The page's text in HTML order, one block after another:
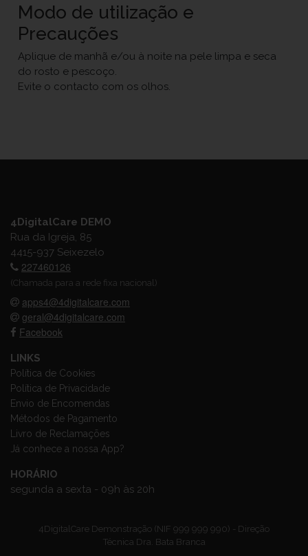
Modo de utilização e
Precauções
Aplique de manhã e/ou à noite na pele limpa e seca
do rosto e pescoço.
Evite o contacto com os olhos.
4DigitalCare DEMO
Rua da Igreja, 85
4415-937 Seixezelo
227460126
(Chamada para a rede fixa nacional)
apps4@4digitalcare.com
geral@4digitalcare.com
Facebook
LINKS
Política de Cookies
Política de Privacidade
Envio de Encomendas
Métodos de Pagamento
Livro de Reclamações
Já conhece a nossa App?
HORÁRIO
segunda a sexta - 09h às 20h
4DigitalCare Demonstração (NIF 999 999 990) - Direção
Técnica Dra. Bata Branca